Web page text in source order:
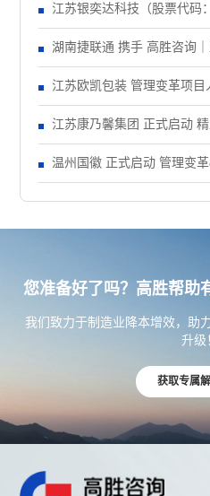
动大会！
江苏银奕达科技（股票代码
正式启动 管理变革项目
湖南捷联通 携手 高胜咨询
江苏欧凯包装 管理变革项目
江苏康乃馨集团 正式启动 精
温州国徽 正式启动 管理变
您准备好了吗？高胜帮助
我们致力于制造业降本增效，助
升级
获取专属